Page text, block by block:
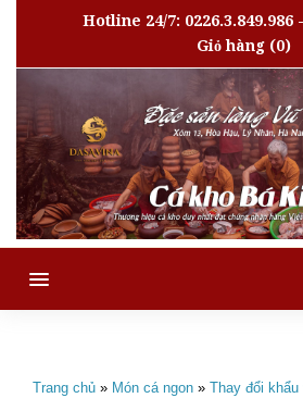
Hotline 24/7: 0226.3.849.986
Giỏ hàng(0)
MENU
Trang chủ» Món cá ngon» Thay đổi